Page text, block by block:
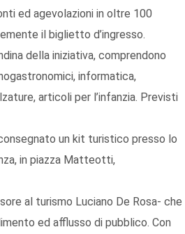
ed agevolazioni in oltre 100
il biglietto d’ingresso.
della iniziativa, comprendono
informatica,
articoli per l’infanzia. Previsti
un kit turistico presso lo
in piazza Matteotti,
al turismo Luciano De Rosa- che
ed afflusso di pubblico. Con